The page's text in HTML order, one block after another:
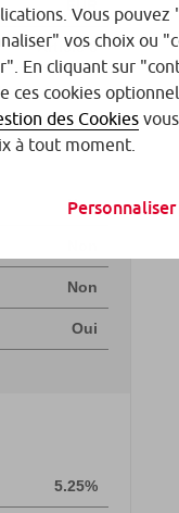
Vous pouvez
vos choix ou
En cliquant sur
ces cookies
des Cookies
à tout moment.
Personnaliser